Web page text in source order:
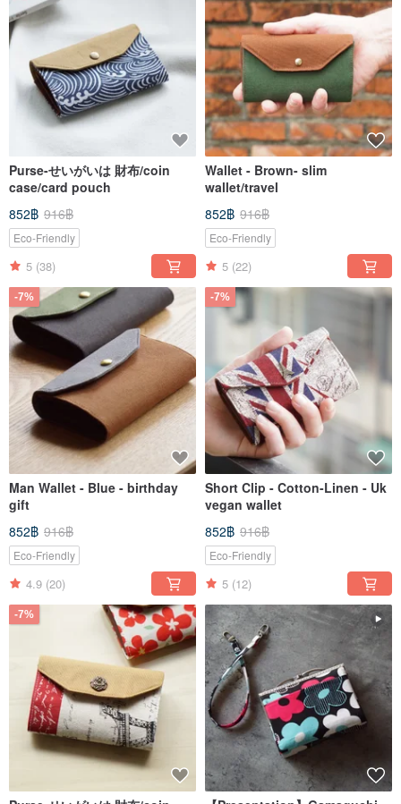
Purse-せいがいは 財布/coin
case/card pouch
852฿ 916฿
Eco-Friendly
5 (38)
Wallet - Brown- slim
wallet/travel
852฿ 916฿
Eco-Friendly
5 (22)
-7%
Man Wallet - Blue - birthday
gift
852฿ 916฿
Eco-Friendly
4.9 (20)
-7%
Short Clip - Cotton-Linen - Uk
vegan wallet
852฿ 916฿
Eco-Friendly
5 (12)
-7%